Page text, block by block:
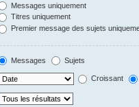
Messages uniquement
Titres uniquement
Premier message des sujets
Messages Sujets
Croissant